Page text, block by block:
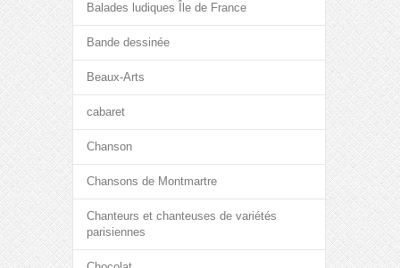
Balades ludiques Île de France
Bande dessinée
Beaux-Arts
cabaret
Chanson
Chansons de Montmartre
Chanteurs et chanteuses de variétés
parisiennes